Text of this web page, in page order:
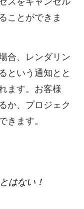
ことができま
合、レンダリン
という通知とと
ます。お客様
か、プロジェク
きます。
はない！